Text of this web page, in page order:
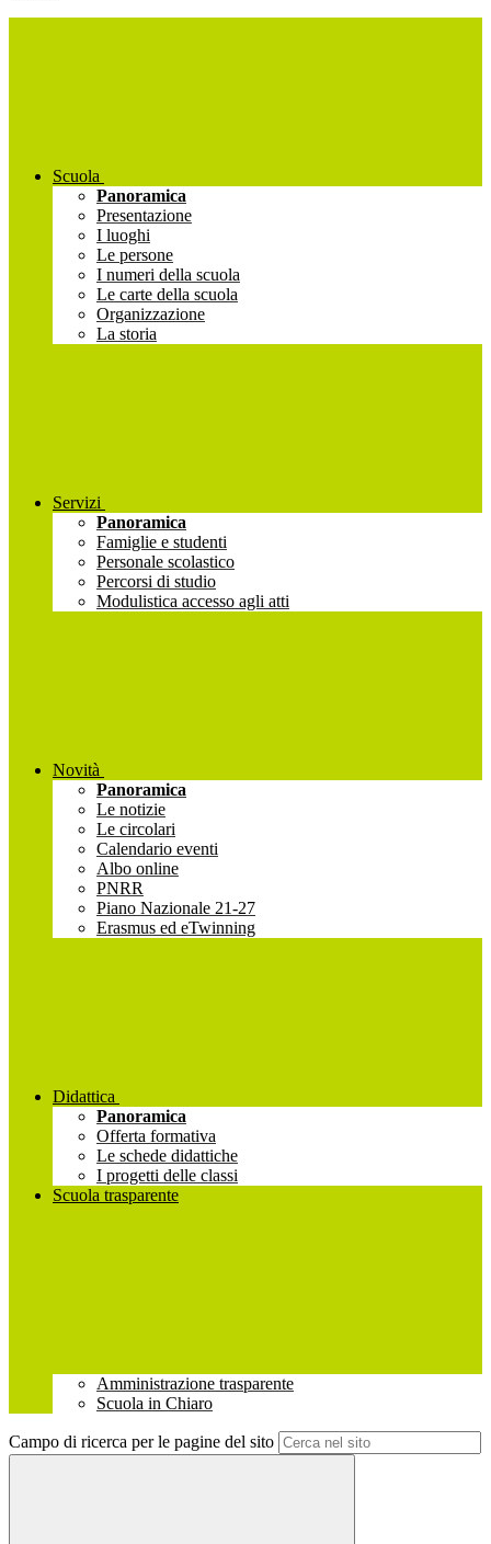
Scuola
Panoramica
Presentazione
I luoghi
Le persone
I numeri della scuola
Le carte della scuola
Organizzazione
La storia
Servizi
Panoramica
Famiglie e studenti
Personale scolastico
Percorsi di studio
Modulistica accesso agli atti
Novità
Panoramica
Le notizie
Le circolari
Calendario eventi
Albo online
PNRR
Piano Nazionale 21-27
Erasmus ed eTwinning
Didattica
Panoramica
Offerta formativa
Le schede didattiche
I progetti delle classi
Scuola trasparente
Amministrazione trasparente
Scuola in Chiaro
Campo di ricerca per le pagine del sito